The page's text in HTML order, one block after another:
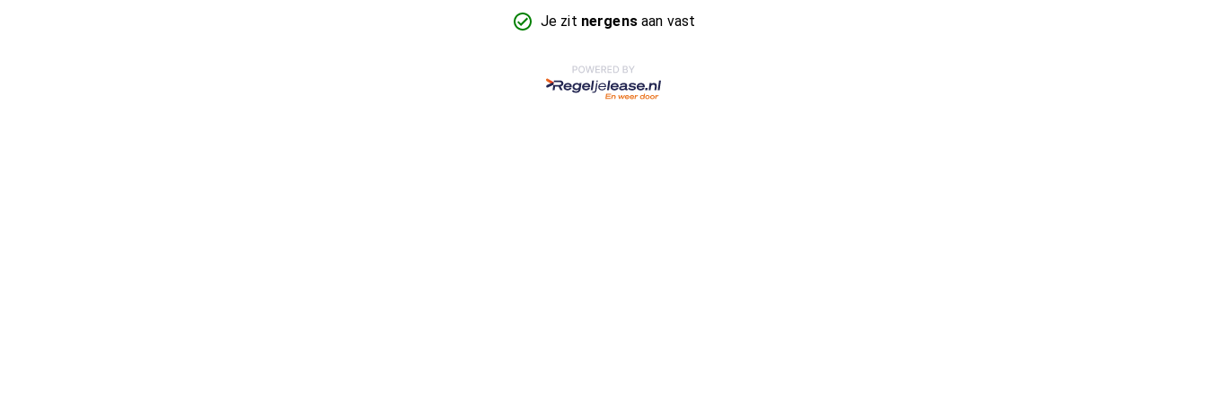
Je zit nergensaan vast